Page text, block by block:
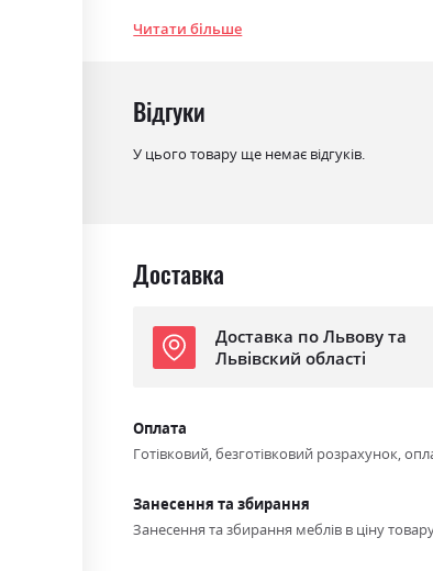
Фабрика:
Колір (Корпус):
Читати більше
Відгуки
У цього товару ще немає відгуків.
Доставка
Доставка по Львову та
Львівский області
Оплата
Готівковий, безготівковий розрахунок,
Занесення та збирання
Занесення та збирання меблів в ціну